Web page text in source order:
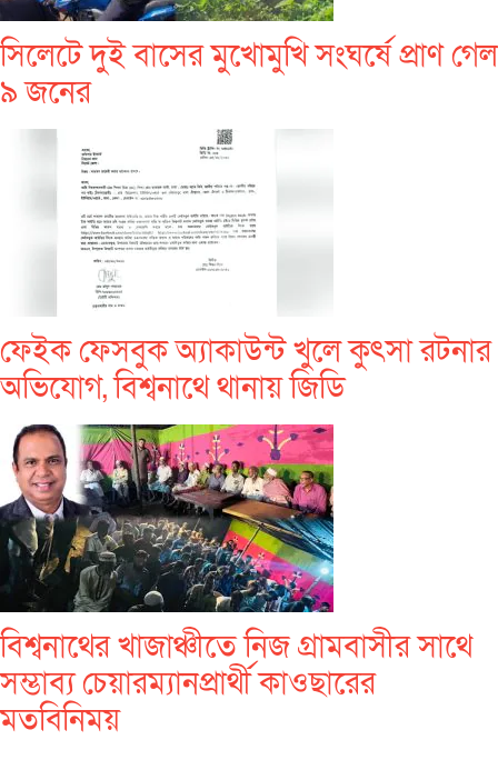
সিলেটে দুই বাসের মুখোমুখি সংঘর্ষে প্রাণ গেল
৯ জনের
ফেইক ফেসবুক অ্যাকাউন্ট খুলে কুৎসা রটনার
অভিযোগ, বিশ্বনাথে থানায় জিডি
বিশ্বনাথের খাজাঞ্চীতে নিজ গ্রামবাসীর সাথে
সম্ভাব্য চেয়ারম্যানপ্রার্থী কাওছারের
মতবিনিময়